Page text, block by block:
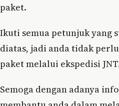
paket.
Ikuti semua petunjuk yang
diatas, jadi anda tidak
paket melalui ekspedisi
Semoga dengan adanya